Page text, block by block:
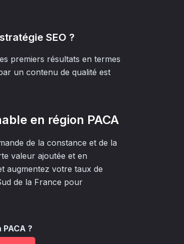
SEO ?
premiers résultats en termes
un contenu de qualité est
en région PACA
de la constance et de la
valeur ajoutée et en
augmentez votre taux de
de la France pour
?